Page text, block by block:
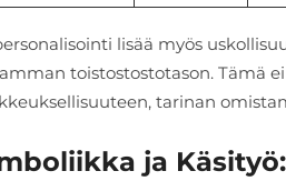
lisää myös
toistostostotason. Tämä
tarinan
ja